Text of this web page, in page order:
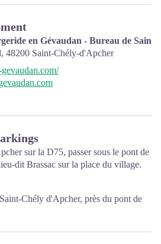
en Gévaudan - Bureau de
48200 Saint-Chély-d'Apcher
sur la D75, passer sous le pont de
dit Brassac sur la place du village.
Chély d'Apcher, près du pont de